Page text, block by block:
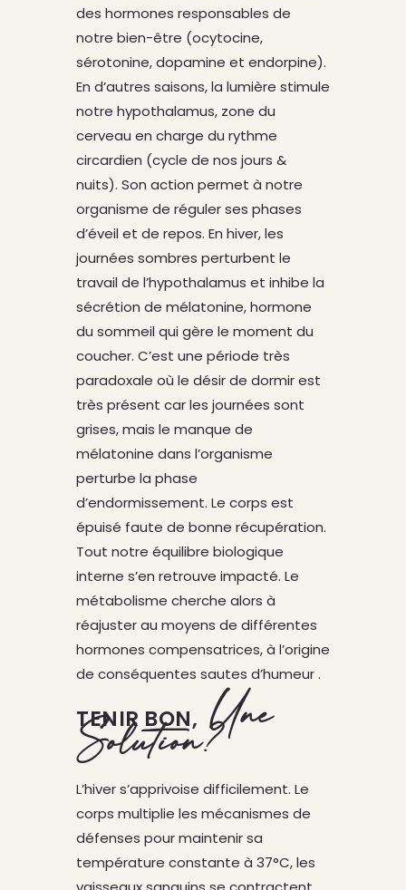
des hormones responsables de
notre bien-être (ocytocine,
sérotonine, dopamine et endorpine).
En d’autres saisons, la lumière stimule
notre hypothalamus, zone du
cerveau en charge du rythme
circardien (cycle de nos jours &
nuits). Son action permet à notre
organisme de réguler ses phases
d’éveil et de repos. En hiver, les
journées sombres perturbent le
travail de l’hypothalamus et inhibe la
sécrétion de mélatonine, hormone
du sommeil qui gère le moment du
coucher. C’est une période très
paradoxale où le désir de dormir est
très présent car les journées sont
grises, mais le manque de
mélatonine dans l’organisme
perturbe la phase
d’endormissement. Le corps est
épuisé faute de bonne récupération.
Tout notre équilibre biologique
interne s’en retrouve impacté. Le
métabolisme cherche alors à
réajuster au moyens de différentes
hormones compensatrices, à l’origine
de conséquentes sautes d’humeur .
TENIR BON, Une
Solution?
L’hiver s’apprivoise difficilement. Le
corps multiplie les mécanismes de
défenses pour maintenir sa
température constante à 37°C, les